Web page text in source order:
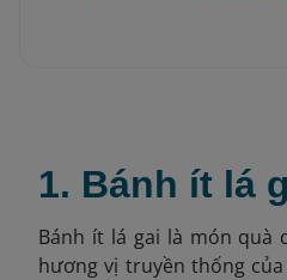
1. Bánh ít lá
Bánh ít lá gai là món quà
hương vị truyền thống